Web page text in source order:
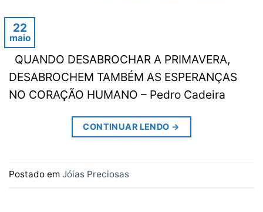
22
maio
QUANDO DESABROCHAR A PRIMAVERA,
DESABROCHEM TAMBÉM AS ESPERANÇAS
NO CORAÇÃO HUMANO – Pedro Cadeira
CONTINUAR LENDO →
Postado em Jóias Preciosas